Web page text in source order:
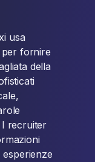
usa
per fornire
della
I recruiter